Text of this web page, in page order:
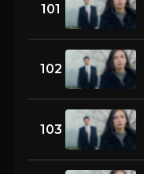
101
102
103